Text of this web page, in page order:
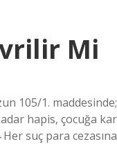
Mi
105/1.
hapis, çocuğa
suç para